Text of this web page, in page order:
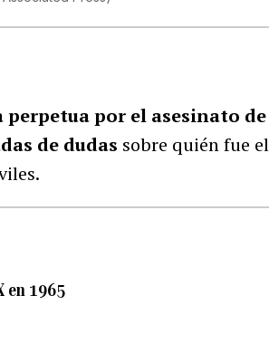
perpetua por el asesinato de
de dudas sobre quién fue el
en 1965